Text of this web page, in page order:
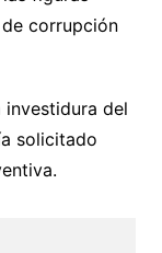
corrupción
investidura del
solicitado